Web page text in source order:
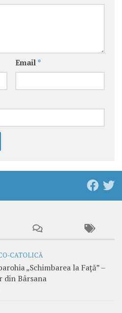
Email *
CATOLICĂ
„Schimbarea la Față” –
din Bârsana